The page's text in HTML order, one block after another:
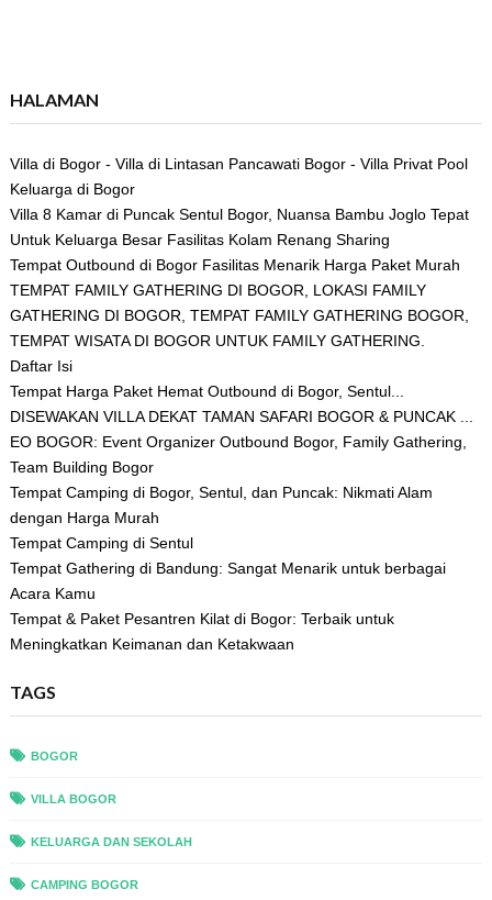
HALAMAN
Villa di Bogor - Villa di Lintasan Pancawati Bogor - Villa Privat Pool
Keluarga di Bogor
Villa 8 Kamar di Puncak Sentul Bogor, Nuansa Bambu Joglo Tepat
Untuk Keluarga Besar Fasilitas Kolam Renang Sharing
Tempat Outbound di Bogor Fasilitas Menarik Harga Paket Murah
TEMPAT FAMILY GATHERING DI BOGOR, LOKASI FAMILY
GATHERING DI BOGOR, TEMPAT FAMILY GATHERING BOGOR,
TEMPAT WISATA DI BOGOR UNTUK FAMILY GATHERING.
Daftar Isi
Tempat Harga Paket Hemat Outbound di Bogor, Sentul...
DISEWAKAN VILLA DEKAT TAMAN SAFARI BOGOR & PUNCAK ...
EO BOGOR: Event Organizer Outbound Bogor, Family Gathering,
Team Building Bogor
Tempat Camping di Bogor, Sentul, dan Puncak: Nikmati Alam
dengan Harga Murah
Tempat Camping di Sentul
Tempat Gathering di Bandung: Sangat Menarik untuk berbagai
Acara Kamu
Tempat & Paket Pesantren Kilat di Bogor: Terbaik untuk
Meningkatkan Keimanan dan Ketakwaan
TAGS
BOGOR
VILLA BOGOR
KELUARGA DAN SEKOLAH
CAMPING BOGOR